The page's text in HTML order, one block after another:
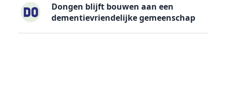
Dongen blijft bouwen aan een
dementievriendelijke gemeenschap